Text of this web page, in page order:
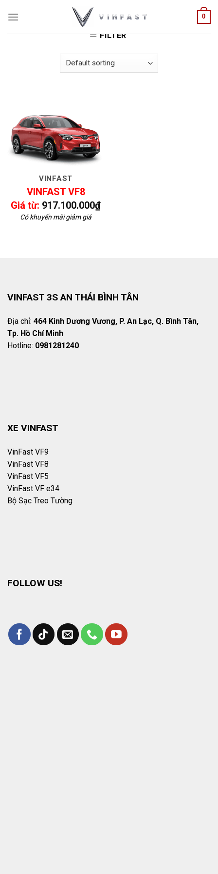
0
HOME
PRODUCTS TAGGED “GIÁ XE ĐIỆN VF8 HCM”
FILTER
VINFAST
VINFAST VF8
Giá từ: 917.100.000₫
Có khuyến mãi giảm giá
VINFAST 3S AN THÁI BÌNH TÂN
Địa chỉ: 464 Kinh Dương Vương, P. An Lạc, Q. Bình Tân,
Tp. Hồ Chí Minh
Hotline: 0981281240
XE VINFAST
VinFast VF9
VinFast VF8
VinFast VF5
VinFast VF e34
Bộ Sạc Treo Tường
FOLLOW US!